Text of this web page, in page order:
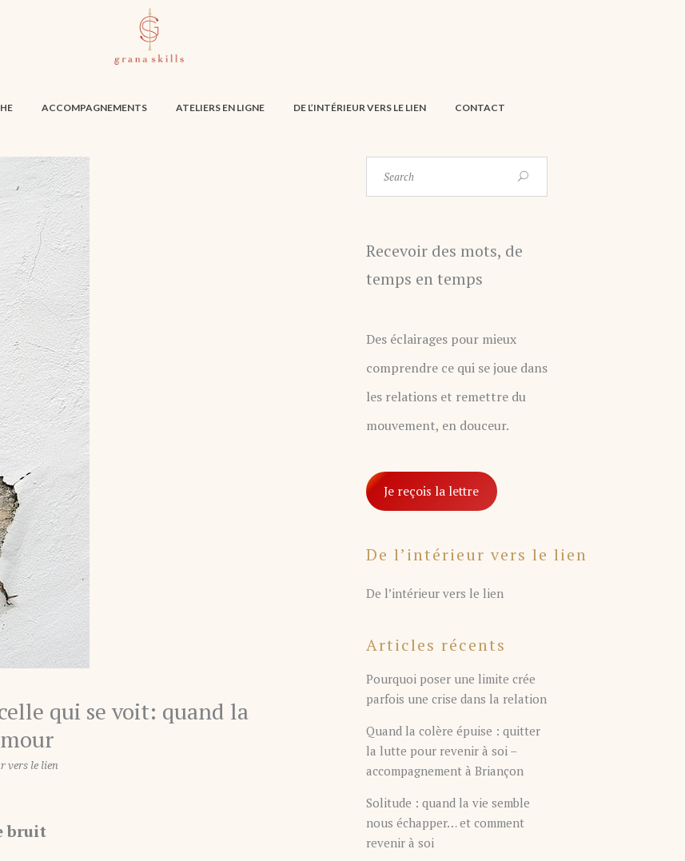
ACCOMPAGNEMENTS ATELIERS EN LIGNE DE L’INTÉRIEUR VERS LE LIEN CONTACT
qui se voit: quand la
vers le lien
bruit
Recevoir des mots, de
temps en temps
Des éclairages pour mieux
comprendre ce qui se joue dans
les relations et remettre du
mouvement, en douceur.
Je reçois la lettre
De l’intérieur vers le lien
De l’intérieur vers le lien
Articles récents
Pourquoi poser une limite crée
parfois une crise dans la relation
Quand la colère épuise : quitter
la lutte pour revenir à soi –
accompagnement à Briançon
Solitude : quand la vie semble
nous échapper… et comment
revenir à soi